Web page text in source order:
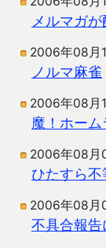
メルマガ
2006年08月
ノルマ麻雀
2006年08月
魔！ホー
2006年08月
ひたすら不
2006年08月
不具合報